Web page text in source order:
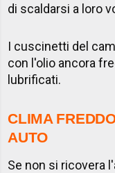
di scaldarsi a loro
I cuscinetti del
con l'olio ancora
lubrificati.
CLIMA
AUTO
Se non si ricovera